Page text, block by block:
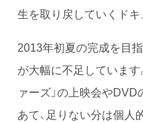
生を取り戻していくドキ
2013年初夏の完成を目
が大幅に不足しています
ァーズ」の上映会や
あて、足りない分は個